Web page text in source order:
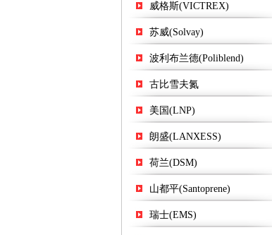
威格斯(VICTREX)
苏威(Solvay)
波利布兰德(Poliblend)
古比雪夫氮
美国(LNP)
朗盛(LANXESS)
荷兰(DSM)
山都平(Santoprene)
瑞士(EMS)